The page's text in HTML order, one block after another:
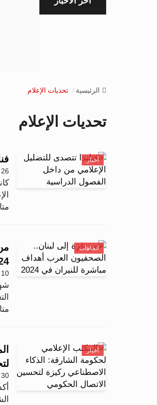
الرئيسية تحديات الإعلام
تحديات الإعلام
أخبار
26 ديسمبر 2024 - 00:09
اتجاهات
10 ديسمبر 2024 - 07:54
أخبار
30 نوفمبر 2024 - 03:01